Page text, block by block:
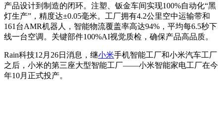
产品设计到制造的闭环。注塑、钣金车间实现100%自动化“黑
灯生产”，精度达±0.05毫米。工厂拥有4.2公里空中运输带和
161台AMR机器人，智能物流覆盖率高达94%，平均每6.5秒下
线一台空调。关键部件100%AI视觉质检，确保产品高品质。
Rain科技12月26日消息，继小米手机智能工厂和小米汽车工厂
之后，小米的第三座大型智能工厂——小米智能家电工厂在今
年10月正式投产。